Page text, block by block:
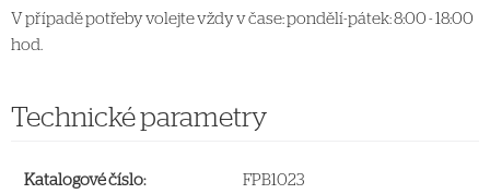
V případě potřeby volejte vždy v čase: pondělí-pátek: 8:00 - 18:00
hod.
Technické parametry
Katalogové číslo: FPB1023